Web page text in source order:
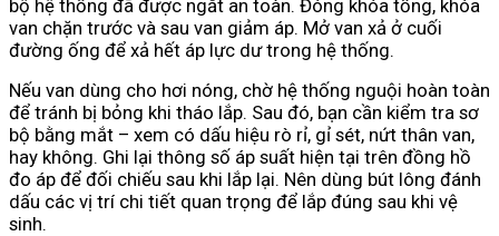
bộ hệ thống đã được ngắt an toàn. Đóng khóa tổng, khóa
van chặn trước và sau van giảm áp. Mở van xả ở cuối
đường ống để xả hết áp lực dư trong hệ thống.
Nếu van dùng cho hơi nóng, chờ hệ thống nguội hoàn toàn
để tránh bị bỏng khi tháo lắp. Sau đó, bạn cần kiểm tra sơ
bộ bằng mắt – xem có dấu hiệu rò rỉ, gỉ sét, nứt thân van,
hay không. Ghi lại thông số áp suất hiện tại trên đồng hồ
đo áp để đối chiếu sau khi lắp lại. Nên dùng bút lông đánh
dấu các vị trí chi tiết quan trọng để lắp đúng sau khi vệ
sinh.